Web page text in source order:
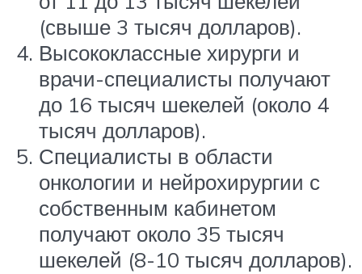
(свыше 3 тысяч долларов).
Высококлассные хирурги и
врачи-специалисты получают
до 16 тысяч шекелей (около 4
тысяч долларов).
Специалисты в области
онкологии и нейрохирургии с
собственным кабинетом
получают около 35 тысяч
шекелей (8-10 тысяч долларов).